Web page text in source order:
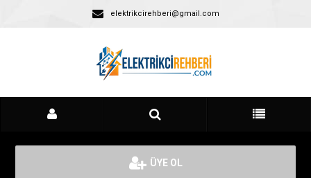
elektrikcirehberi@gmail.com
ÜYE OL